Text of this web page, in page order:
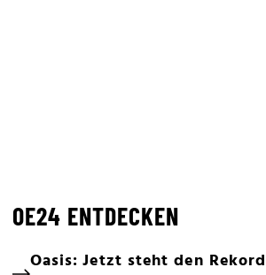
OE24 ENTDECKEN
Oasis: Jetzt steht den